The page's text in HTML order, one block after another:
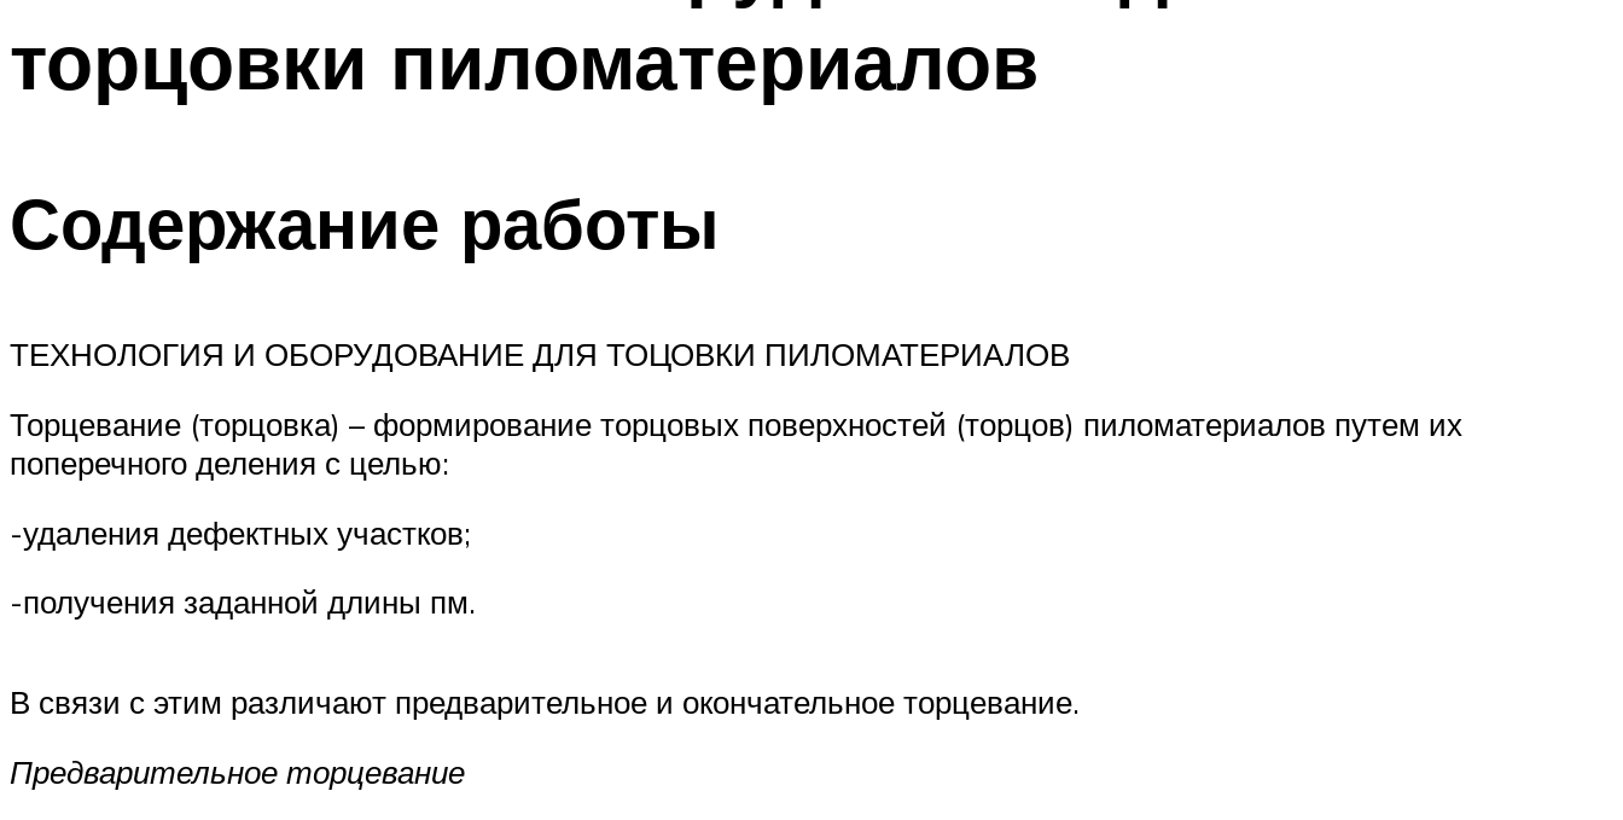
торцовки пиломатериалов
Содержание работы
ТЕХНОЛОГИЯ И ОБОРУДОВАНИЕ ДЛЯ ТОЦОВКИ ПИЛОМАТЕРИАЛОВ
Торцевание (торцовка) – формирование торцовых поверхностей (торцов) пиломатериалов путем их
поперечного деления с целью:
-удаления дефектных участков;
-получения заданной длины пм.
В связи с этим различают предварительное и окончательное торцевание.
Предварительное торцевание